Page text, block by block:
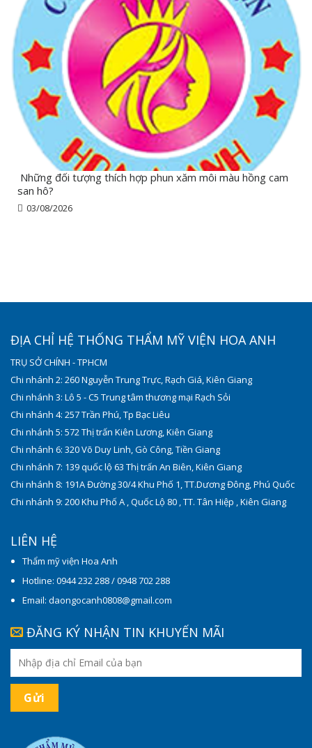
Những đối tượng thích hợp phun xăm môi màu hồng cam
san hô?
03/08/2026
ĐỊA CHỈ HỆ THỐNG THẨM MỸ VIỆN HOA ANH
TRỤ SỞ CHÍNH - TPHCM
Chi nhánh 2: 260 Nguyễn Trung Trực, Rạch Giá, Kiên Giang
Chi nhánh 3: Lô 5 - C5 Trung tâm thương mại Rạch Sỏi
Chi nhánh 4: 257 Trần Phú, Tp Bạc Liêu
Chi nhánh 5: 572 Thị trấn Kiên Lương, Kiên Giang
Chi nhánh 6: 320 Võ Duy Linh, Gò Công, Tiền Giang
Chi nhánh 7: 139 quốc lộ 63 Thị trấn An Biên, Kiên Giang
Chi nhánh 8: 191A Đường 30/4 Khu Phố 1, TT.Dương Đông, Phú Quốc
Chi nhánh 9: 200 Khu Phố A , Quốc Lộ 80 , TT. Tân Hiệp , Kiên Giang
LIÊN HỆ
Thẩm mỹ viện Hoa Anh
Hotline: 0944 232 288 / 0948 702 288
Email: daongocanh0808@gmail.com
ĐĂNG KÝ NHẬN TIN KHUYẾN MÃI